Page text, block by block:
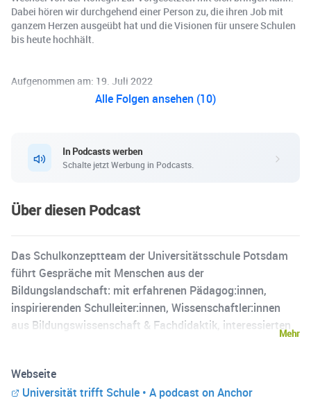
Dabei hören wir durchgehend einer Person zu, die ihren Job mit
ganzem Herzen ausgeübt hat und die Visionen für unsere Schulen
bis heute hochhält.
Aufgenommen am: 19. Juli 2022
Alle Folgen ansehen (10)
In Podcasts werben
Schalte jetzt Werbung in Podcasts.
Über diesen Podcast
Das Schulkonzeptteam der Universitätsschule Potsdam
führt Gespräche mit Menschen aus der
Bildungslandschaft: mit erfahrenen Pädagog:innen,
inspirierenden Schulleiter:innen, Wissenschaftler:innen
aus Bildungswissenschaft & Fachdidaktik, interessierten
anzureichern & anderen Bildungsinteressierten aus der
Schullandschaft & drumherum anregende Hörerlebnisse
Mehr
Webseite
Universität trifft Schule • A podcast on Anchor